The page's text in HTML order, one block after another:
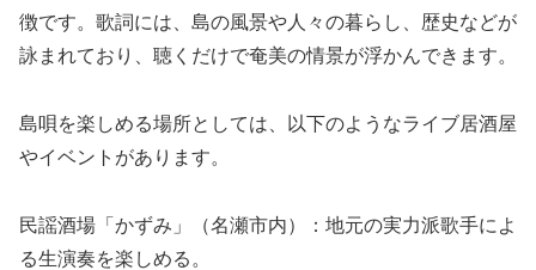
徴です。歌詞には、島の風景や人々の暮らし、歴史などが
詠まれており、聴くだけで奄美の情景が浮かんできます。
島唄を楽しめる場所としては、以下のようなライブ居酒屋
やイベントがあります。
民謡酒場「かずみ」（名瀬市内）：地元の実力派歌手によ
る生演奏を楽しめる。